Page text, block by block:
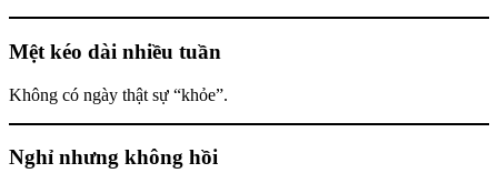
Mệt kéo dài nhiều tuần
Không có ngày thật sự “khỏe”.
Nghỉ nhưng không hồi